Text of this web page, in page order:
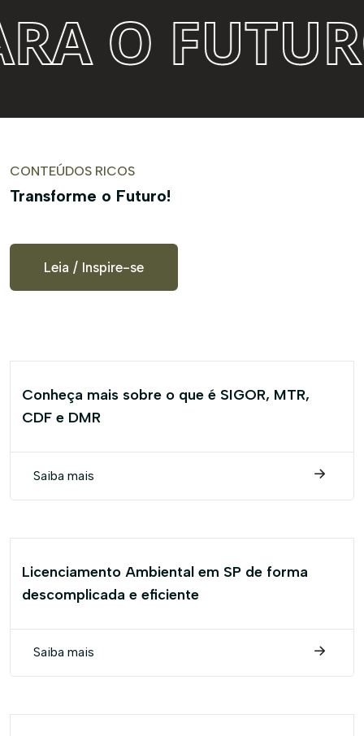
FUTURO.
CONTEÚDOS RICOS
Transforme o Futuro!
Leia / Inspire-se
Conheça mais sobre o que é SIGOR, MTR,
CDF e DMR
Saiba mais
Licenciamento Ambiental em SP de forma
descomplicada e eficiente
Saiba mais